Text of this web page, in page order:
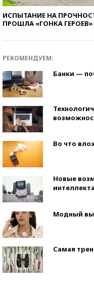
ИСПЫТАНИЕ НА
ПРОШЛА «ГОНКА ГЕРОЕВ»
РЕКОМЕНДУЕМ:
Банки —
Во что
Новые
интеллекта
Модный
Самая